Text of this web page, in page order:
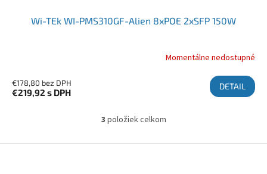
Wi-TEk WI-PMS310GF-Alien 8xPOE 2xSFP 150W
Momentálne nedostupné
€178,80 bez DPH
€219,92 s DPH
DETAIL
Ovládacie prvky výpisu
3 položiek celkom